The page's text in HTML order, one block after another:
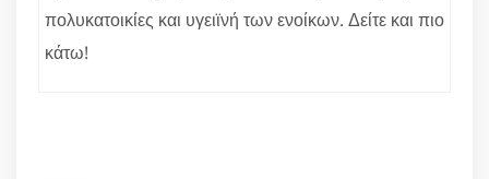
πολυκατοικίες και υγειϊνή των ενοίκων. Δείτε και πιο
κάτω!